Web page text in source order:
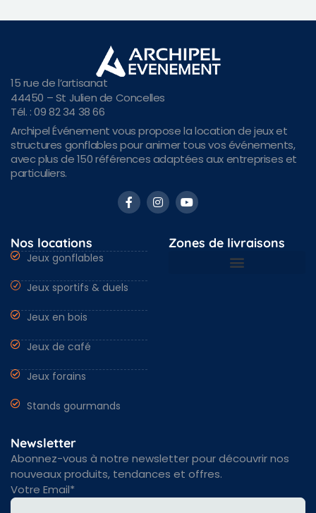
15 rue de l’artisanat
44450 – St Julien de Concelles
Tél. : 09 82 34 38 66
Archipel Événement vous propose la location de jeux et
structures gonflables pour animer tous vos événements,
avec plus de 150 références adaptées aux entreprises et
particuliers.
Nos locations
Jeux gonflables
Jeux sportifs & duels
Jeux en bois
Jeux de café
Jeux forains
Stands gourmands
Zones de livraisons
Newsletter
Abonnez-vous à notre newsletter pour découvrir nos
nouveaux produits, tendances et offres.
Votre Email*